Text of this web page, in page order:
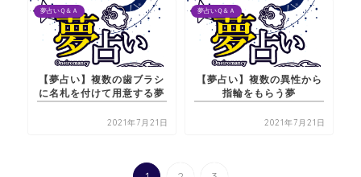
夢占いＱ＆Ａ
【夢占い】複数の歯ブラシ
に名札を付けて用意する夢
2021年7月21日
夢占いＱ＆Ａ
【夢占い】複数の異性から
指輪をもらう夢
2021年7月21日